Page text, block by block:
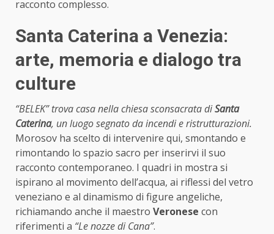
racconto complesso.
Santa Caterina a Venezia:
arte, memoria e dialogo tra
culture
“BELEK” trova casa nella chiesa sconsacrata diSanta
Caterina, un luogo segnato da incendi e ristrutturazioni.
Morosov ha scelto di intervenire qui, smontando e
rimontando lo spazio sacro per inserirvi il suo
racconto contemporaneo. I quadri in mostra si
ispirano al movimento dell’acqua, ai riflessi del vetro
veneziano e al dinamismo di figure angeliche,
richiamando anche il maestro Veronese con
riferimenti a “Le nozze di Cana”.